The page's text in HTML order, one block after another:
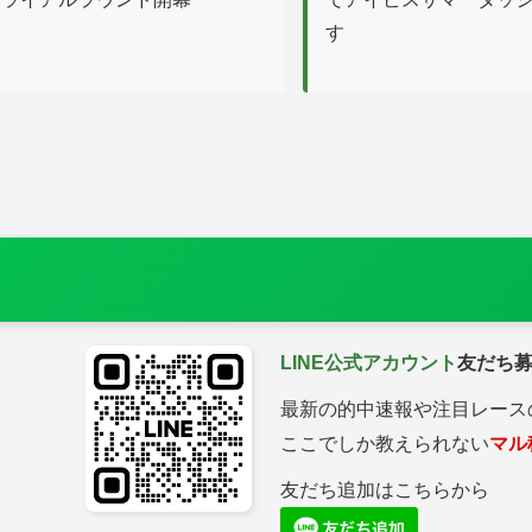
す
LINE公式アカウント友だち
最新の的中速報や注目レー
ここでしか教えられないマル
友だち追加はこちらから